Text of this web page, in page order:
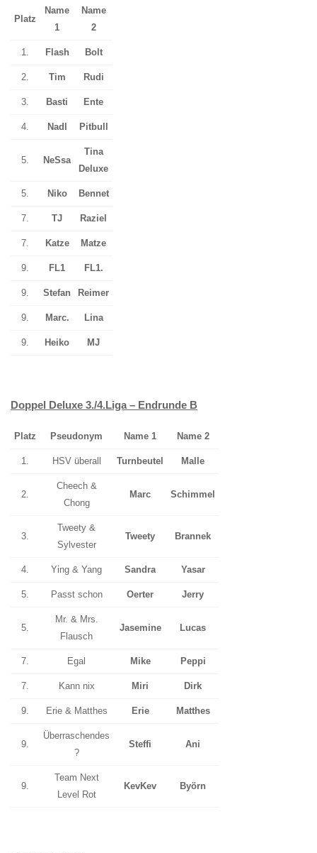
Platz
Name
1
Name
2
1. Flash Bolt
2. Tim Rudi
3. Basti Ente
4. Nadl Pitbull
5. NeSsa
Tina
Deluxe
5. Niko Bennet
7. TJ Raziel
7. Katze Matze
9. FL1 FL1.
9. Stefan Reimer
9. Marc. Lina
9. Heiko MJ
Doppel Deluxe 3./4.Liga – Endrunde B
Platz Pseudonym Name 1 Name 2
1. HSV überall Turnbeutel Malle
2.
Cheech &
Chong
Marc Schimmel
3.
Tweety &
Sylvester
Tweety Brannek
4. Ying & Yang Sandra Yasar
5. Passt schon Oerter Jerry
5.
Mr. & Mrs.
Flausch
Jasemine Lucas
7. Egal Mike Peppi
7. Kann nix Miri Dirk
9. Erie & Matthes Erie Matthes
9.
Überraschendes
?
Steffi Ani
9.
Team Next
Level Rot
KevKev Byörn